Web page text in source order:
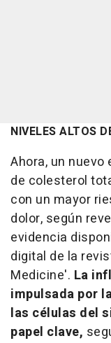
NIVELES ALTOS
Ahora, un
de colesterol
con un mayor
dolor, según
evidencia
digital de la
Medicine'. La
impulsada por
las células del
papel clave,